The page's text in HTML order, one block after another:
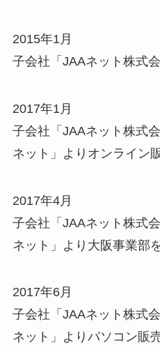
2015年1月
子会社「JAAネット株式
2017年1月
子会社「JAAネット株式
ネット」よりオンライン
2017年4月
子会社「JAAネット株式
ネット」より大阪事業部
2017年6月
子会社「JAAネット株式
ネット」よりパソコン販